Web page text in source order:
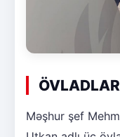
Məşhur şef